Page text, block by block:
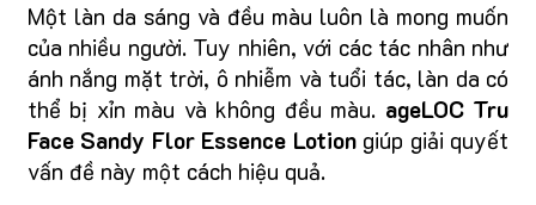
Một làn da sáng và đều màu luôn là mong muốn
của nhiều người. Tuy nhiên, với các tác nhân như
ánh nắng mặt trời, ô nhiễm và tuổi tác, làn da có
thể bị xỉn màu và không đều màu. ageLOC Tru
Face Sandy Flor Essence Lotiongiúp giải quyết
vấn đề này một cách hiệu quả.